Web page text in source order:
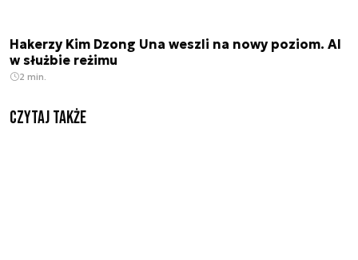
Hakerzy Kim Dzong Una weszli na nowy poziom. AI
w służbie reżimu
2 min.
Czytaj także